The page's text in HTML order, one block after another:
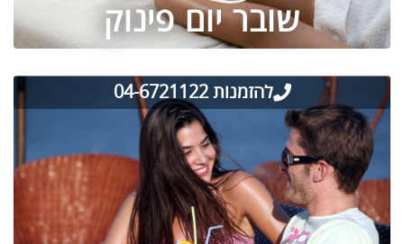
שובר יום פינוק
להזמנות 04-6721122